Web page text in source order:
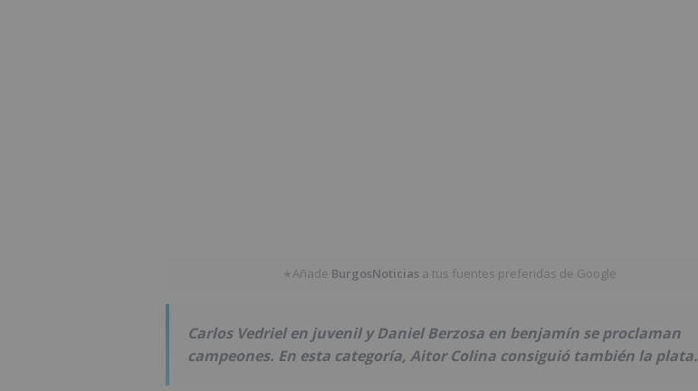
★Añade BurgosNoticias a tus fuentes preferidas de Google
Carlos Vedriel en juvenil y Daniel Berzosa en benjamín se proclaman
campeones. En esta categoría, Aitor Colina consiguió también la plata.